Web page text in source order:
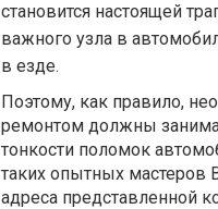
становится настоящей
важного узла в
в езде.
Поэтому, как правило,
ремонтом должны
тонкости поломок
таких опытных мастеров
адреса представленной